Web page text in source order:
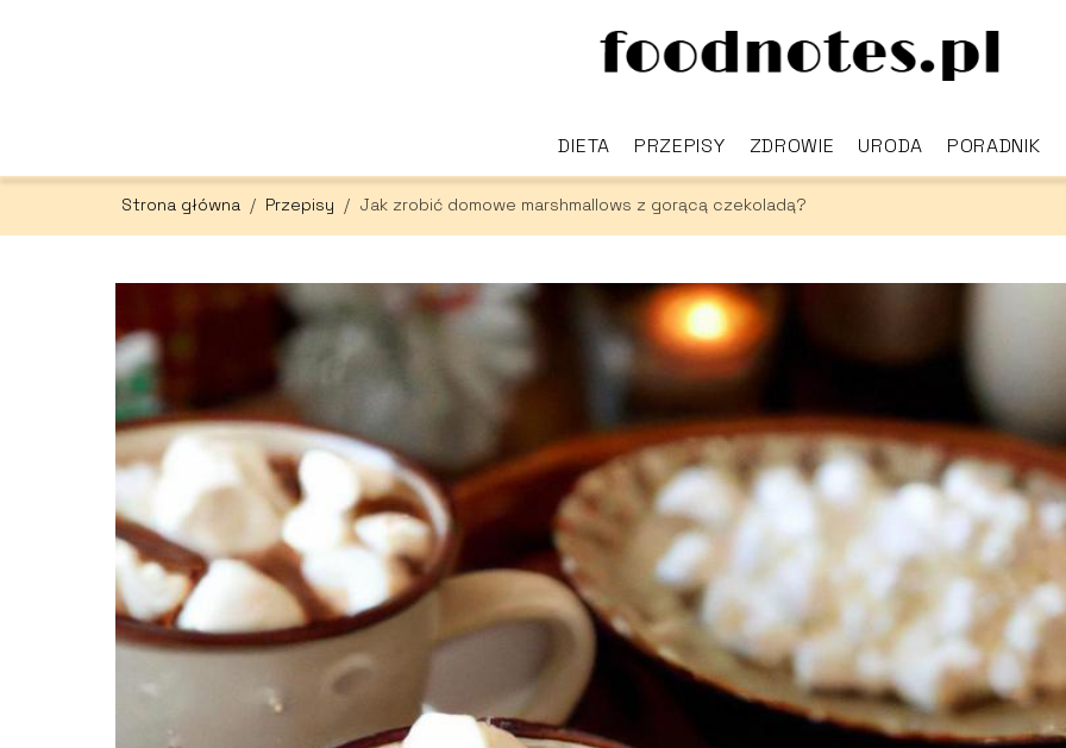
DIETA PRZEPISY ZDROWIE URODA PORADNIK
Strona główna / Przepisy / Jak zrobić domowe marshmallows z gorącą czekoladą?